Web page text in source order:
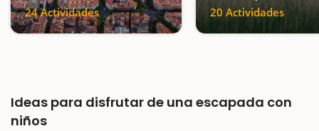
24 Actividades 20 Actividades
Ideas para disfrutar de una escapada con
niños